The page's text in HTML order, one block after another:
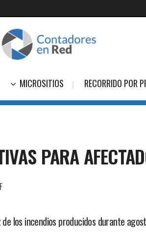
MICROSITIOS RECORRIDO POR
PARA
de los incendios producidos durante